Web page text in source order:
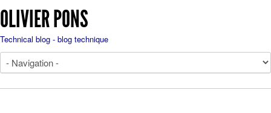
OLIVIER PONS
Technical blog - blog technique